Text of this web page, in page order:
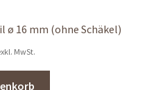
ø 16 mm (ohne Schäkel)
MwSt.